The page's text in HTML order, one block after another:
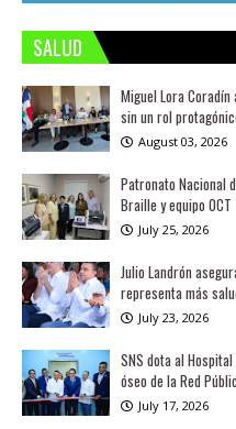
SALUD
Miguel Lora
sin un rol
August 03, 2026
Patronato Nacional
Braille y equipo OCT
July 25, 2026
Julio Landrón
representa más
July 23, 2026
SNS dota al
óseo de la Red
July 17, 2026